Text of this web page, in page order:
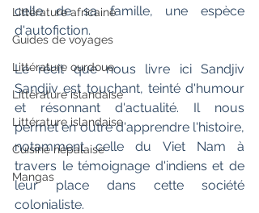
Littérature africaine
Guides de voyages
Littérature ourdoue
Littérature islandaise
Littérature islandaise
Cuisine népalaise
Mangas
celle de sa famille, une espèce
d'autofiction.
Le récit que nous livre ici Sandjiv
Sandjiv est touchant, teinté d'humour
et résonnant d'actualité. Il nous
permet en outre d'apprendre l'histoire,
notamment celle du Viet Nam à
travers le témoignage d'indiens et de
leur place dans cette société
colonialiste.